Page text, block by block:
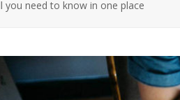
you need to know in one place